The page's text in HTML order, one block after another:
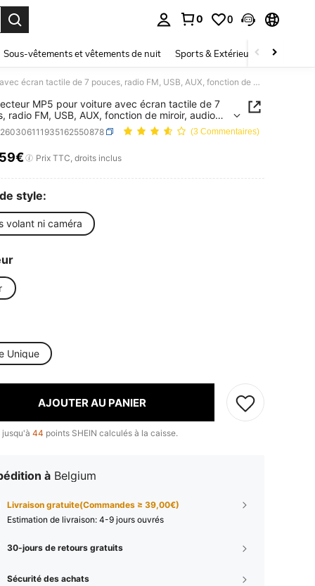
0 0
Sous-vêtements et vêtements de nuit Sports & Extérieur Enfants
1 Din Lecteur MP5 pour voiture avec écran tactile de 7 pouces, radio FM, USB, AUX, fonction de miroir, audio universel pour voiture
MP5 pour voiture avec écran tactile de 7
radio FM, USB, AUX, fonction de miroir, audio
pour voiture
(3 Commentaires)
AND AVAILABILITY
Prix TTC, droits inclus
style:
volant ni caméra
Unique
AJOUTER AU PANIER
jusqu'à 44 points SHEIN calculés à la caisse.
à Belgium
Livraison gratuite(Commandes ≥ 39,00€)
Estimation de livraison: 4-9 jours ouvrés
30-jours de retours gratuits
Sécurité des achats